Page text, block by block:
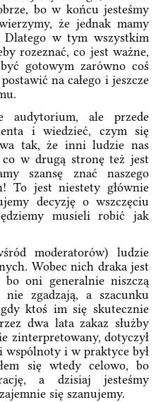
bo w końcu jesteśmy
że jednak mamy
w tym wszystkim
rozeznać, co jest ważne,
gotowym zarówno coś
na całego i jeszcze
audytorium, ale przede
i wiedzieć, czym się
tak, że inni ludzie nas
w drugą stronę też jest
szansę znać naszego
To jest niestety głównie
decyzję o wszczęciu
musieli robić jak
moderatorów) ludzie
Wobec nich draka jest
oni generalnie niszczą
zgadzają, a szacunku
ktoś im się skutecznie
dwa lata zakaz służby
zinterpretowany, dotyczył
wspólnoty i w praktyce był
się wtedy celowo, bo
a dzisiaj jesteśmy
się szanujemy.